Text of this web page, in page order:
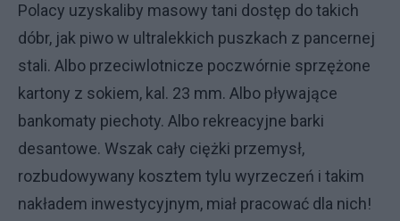
Polacy uzyskaliby masowy tani dostęp do takich
dóbr, jak piwo w ultralekkich puszkach z pancernej
stali. Albo przeciwlotnicze poczwórnie sprzężone
kartony z sokiem, kal. 23 mm. Albo pływające
bankomaty piechoty. Albo rekreacyjne barki
desantowe. Wszak cały ciężki przemysł,
rozbudowywany kosztem tylu wyrzeczeń i takim
nakładem inwestycyjnym, miał pracować dla nich!